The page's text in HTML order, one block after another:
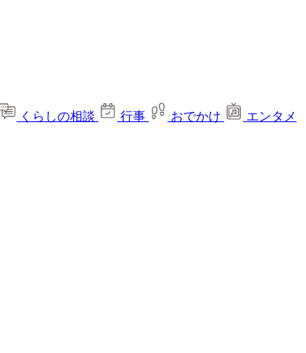
くらしの相談 行事 おでかけ
エンタメ